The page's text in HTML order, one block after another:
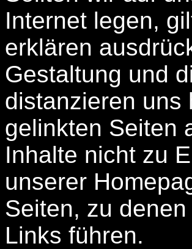
Internet legen,
erklären
Gestaltung und
distanzieren uns
gelinkten Seiten
Inhalte nicht zu
unserer
Seiten, zu
Links führen.